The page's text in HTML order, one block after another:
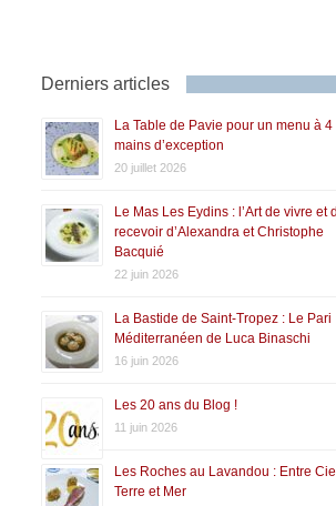
Derniers articles
La Table de Pavie pour un menu à 4
mains d’exception
20 juillet 2026
Le Mas Les Eydins : l’Art de vivre et
recevoir d’Alexandra et Christophe
Bacquié
22 juin 2026
La Bastide de Saint-Tropez : Le Pari
Méditerranéen de Luca Binaschi
16 juin 2026
Les 20 ans du Blog !
11 juin 2026
Les Roches au Lavandou : Entre
Terre et Mer